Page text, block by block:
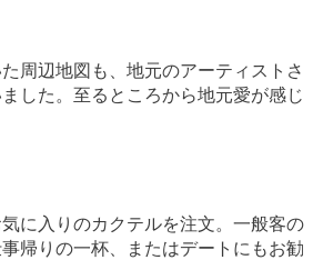
周辺地図も、地元のアーティストさ
した。至るところから地元愛が感じ
に入りのカクテルを注文。一般客の
帰りの一杯、またはデートにもお勧